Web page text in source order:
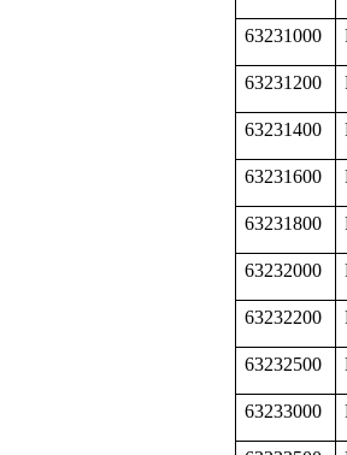
63231000
63231200
63231400
63231600
63231800
63232000
63232200
63232500
63233000